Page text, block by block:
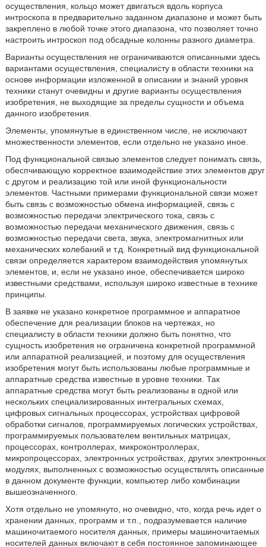
осуществления, кольцо может двигаться вдоль корпуса
интроскопа в предварительно заданном диапазоне и может быть
закреплено в любой точке этого диапазона, что позволяет точно
настроить интроскоп под обсадные колонны разного диаметра.
Варианты осуществления не ограничиваются описанными здесь
вариантами осуществления, специалисту в области техники на
основе информации изложенной в описании и знаний уровня
техники станут очевидны и другие варианты осуществления
изобретения, не выходящие за пределы сущности и объема
данного изобретения.
Элементы, упомянутые в единственном числе, не исключают
множественности элементов, если отдельно не указано иное.
Под функциональной связью элементов следует понимать связь,
обеспчивающую корректное взаимодействие этих элементов друг
с другом и реализацию той или иной функциональности
элементов. Частными примерами функциональной связи может
быть связь с возможностью обмена информацией, связь с
возможностью передачи электрического тока, связь с
возможностью передачи механического движения, связь с
возможностью передачи света, звука, электромагнитных или
механических колебаний и т.д. Конкретный вид функциональной
связи определяется характером взаимодействия упомянутых
элементов, и, если не указано иное, обеспечивается широко
известными средствами, используя широко известные в технике
принципы.
В заявке не указано конкретное программное и аппаратное
обеспечение для реализации блоков на чертежах, но
специалисту в области техники должно быть понятно, что
сущность изобретения не ограничена конкретной программной
или аппаратной реализацией, и поэтому для осуществления
изобретения могут быть использованы любые программные и
аппаратные средства известные в уровне техники. Так
аппаратные средства могут быть реализованы в одной или
нескольких специализированных интегральных схемах,
цифровых сигнальных процессорах, устройствах цифровой
обработки сигналов, программируемых логических устройствах,
программируемых пользователем вентильных матрицах,
процессорах, контроллерах, микроконтроллерах,
микропроцессорах, электронных устройствах, других электронных
модулях, выполненных с возможностью осуществлять описанные
в данном документе функции, компьютер либо комбинации
вышеозначенного.
Хотя отдельно не упомянуто, но очевидно, что, когда речь идет о
хранении данных, программ и т.п., подразумевается наличие
машиночитаемого носителя данных, примеры машиночитаемых
носителей данных включают в себя постоянное запоминающее